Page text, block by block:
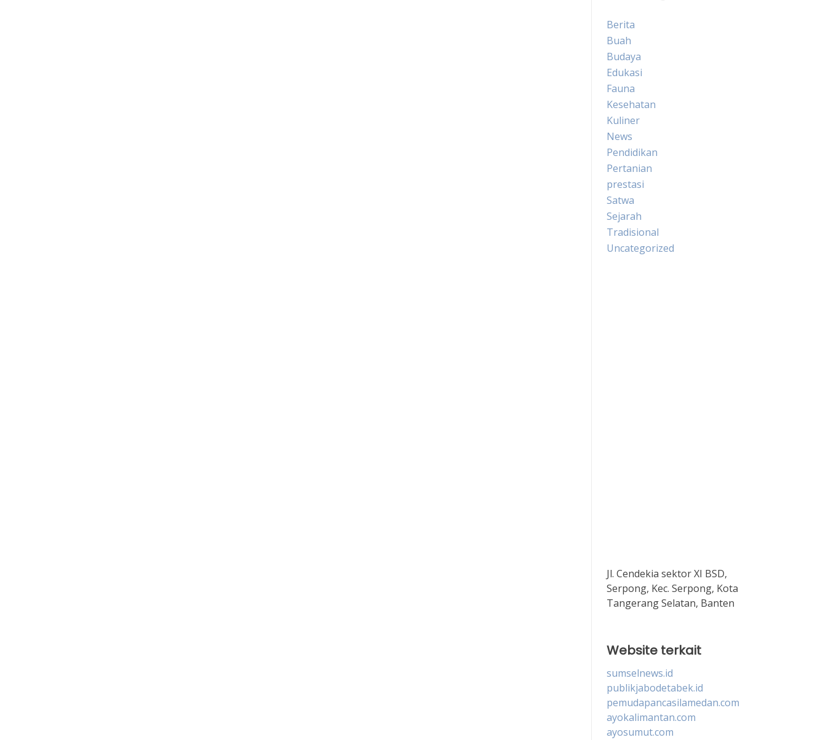
Berita
Buah
Budaya
Edukasi
Fauna
Kesehatan
Kuliner
News
Pendidikan
Pertanian
prestasi
Satwa
Sejarah
Tradisional
Uncategorized
Jl. Cendekia sektor XI BSD,
Serpong, Kec. Serpong, Kota
Tangerang Selatan, Banten
Website terkait
sumselnews.id
publikjabodetabek.id
pemudapancasilamedan.com
ayokalimantan.com
ayosumut.com